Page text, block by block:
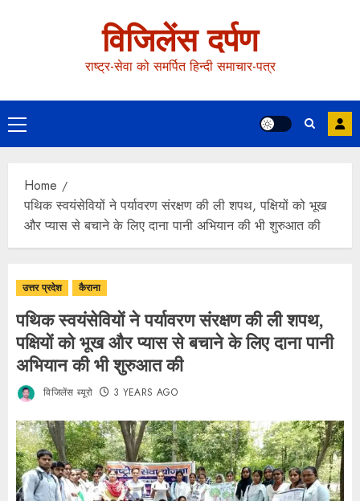
विजिलेंस दर्पण
राष्ट्र-सेवा को समर्पित हिन्दी समाचार-पत्र
Home
पथिक स्वयंसेवियों ने पर्यावरण संरक्षण की ली शपथ, पक्षियों को भूख
और प्यास से बचाने के लिए दाना पानी अभियान की भी शुरुआत की
उत्तर प्रदेश कैराना
पथिक स्वयंसेवियों ने पर्यावरण संरक्षण की ली शपथ,
पक्षियों को भूख और प्यास से बचाने के लिए दाना पानी
अभियान की भी शुरुआत की
विजिलेंस ब्यूरो 3 YEARS AGO